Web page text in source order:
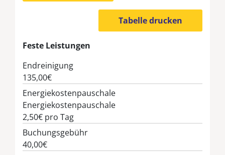
Tabelle drucken
Feste Leistungen
Endreinigung
135,00€
Energiekostenpauschale
Energiekostenpauschale
2,50€ pro Tag
Buchungsgebühr
40,00€